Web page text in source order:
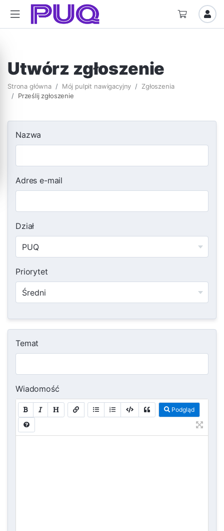
Utwórz zgłoszenie
Strona główna Mój pulpit nawigacyjny
Zgłoszenia
Prześlij zgłoszenie
Nazwa
Adres e-mail
Dział
Priorytet
Temat
Wiadomość
Podgląd